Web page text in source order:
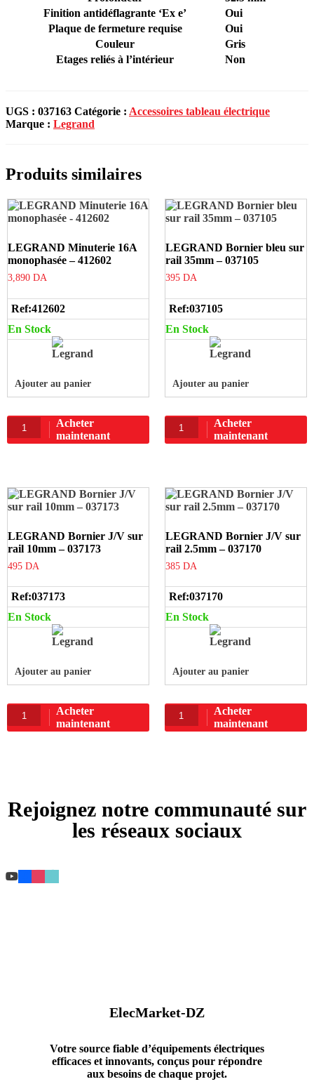
Finition antidéflagrante ‘Ex e’
Oui
Plaque de fermeture requise
Oui
Couleur
Gris
Etages reliés à l’intérieur
Non
UGS : 037163 Catégorie : Accessoires tableau électrique
Marque : Legrand
Produits similaires
LEGRAND Minuterie 16A
monophasée – 412602
3,890 DA
Ref:412602
En Stock
Ajouter au panier
Acheter
maintenant
LEGRAND Bornier bleu sur
rail 35mm – 037105
395 DA
Ref:037105
En Stock
Ajouter au panier
Acheter
maintenant
LEGRAND Bornier J/V sur
rail 10mm – 037173
495 DA
Ref:037173
En Stock
Ajouter au panier
Acheter
maintenant
LEGRAND Bornier J/V sur
rail 2.5mm – 037170
385 DA
Ref:037170
En Stock
Ajouter au panier
Acheter
maintenant
Rejoignez notre communauté sur
les réseaux sociaux
ElecMarket-DZ
Votre source fiable d’équipements électriques
efficaces et innovants, conçus pour répondre
aux besoins de chaque projet.